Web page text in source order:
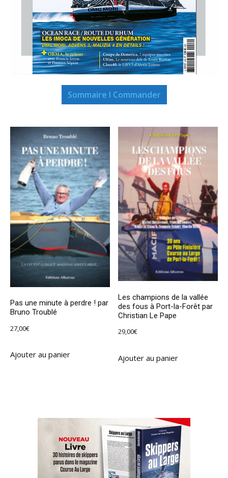
Sommaire I Commander
Pas une minute à perdre ! par
Bruno Troublé
27,00€
Ajouter au panier
Les champions de la vallée
des fous à Port-la-Forêt par
Christian Le Pape
29,00€
Ajouter au panier